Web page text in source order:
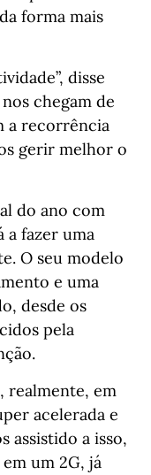
forma mais
disse
chegam de
a recorrência
gerir melhor o
do ano com
a fazer uma
O seu modelo
e uma
desde os
pela
realmente, em
acelerada e
assistido a isso,
um 2G, já